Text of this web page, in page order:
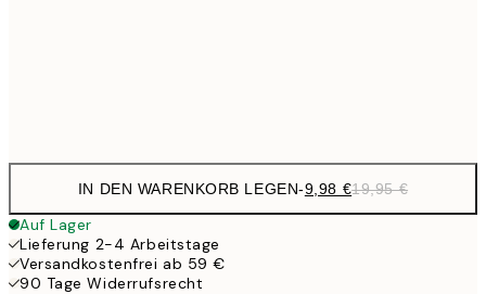
IN DEN WARENKORB LEGEN-9,98 €19,95 €
Auf Lager
Lieferung 2-4 Arbeitstage
Versandkostenfrei ab 59 €
90 Tage Widerrufsrecht